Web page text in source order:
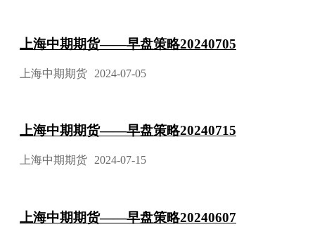
上海中期期货——早盘策略20240705
上海中期期货 2024-07-05
上海中期期货——早盘策略20240715
上海中期期货 2024-07-15
上海中期期货——早盘策略20240607